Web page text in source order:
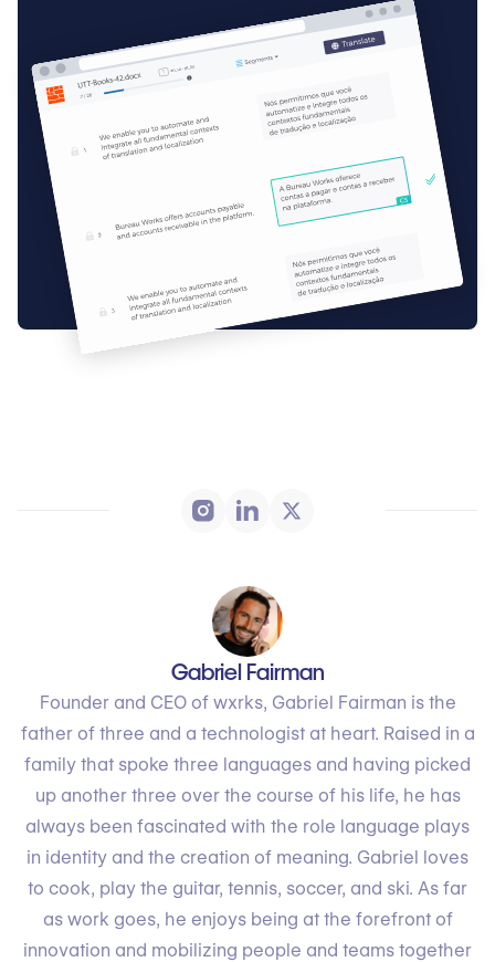
Gabriel Fairman
Founder and CEO of wxrks, Gabriel Fairman is the
father of three and a technologist at heart. Raised in a
family that spoke three languages and having picked
up another three over the course of his life, he has
always been fascinated with the role language plays
in identity and the creation of meaning. Gabriel loves
to cook, play the guitar, tennis, soccer, and ski. As far
as work goes, he enjoys being at the forefront of
innovation and mobilizing people and teams together